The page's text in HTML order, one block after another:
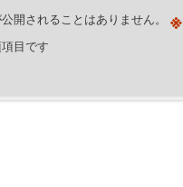
開されることはありません。 ※
目です